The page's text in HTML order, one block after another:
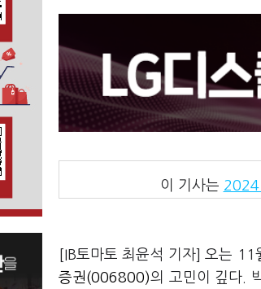
이 기사는
[IB토마토 최윤석 기자] 오는
증권(006800)의 고민이 깊다.